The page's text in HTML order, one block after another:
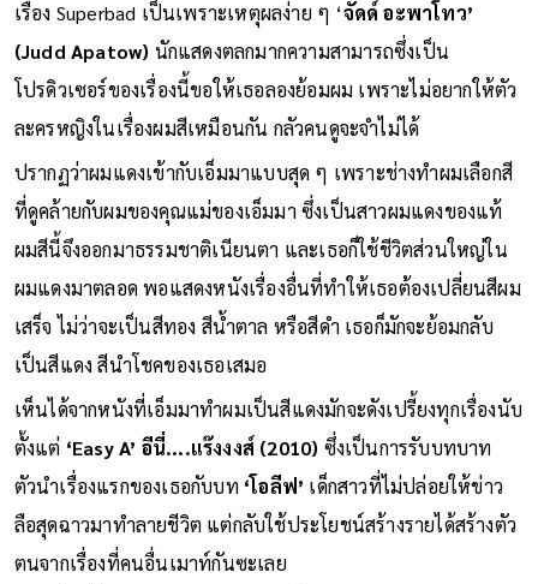
เรื่อง Superbad เป็นเพราะเหตุผลง่าย ๆ ‘จัดด์ อะพาโทว’
(Judd Apatow) นักแสดงตลกมากความสามารถซึ่งเป็น
โปรดิวเซอร์ของเรื่องนี้ขอให้เธอลองย้อมผม เพราะไม่อยากให้ตัว
ละครหญิงในเรื่องผมสีเหมือนกัน กลัวคนดูจะจำไม่ได้
ปรากฏว่าผมแดงเข้ากับเอ็มมาแบบสุด ๆ เพราะช่างทำผมเลือกสี
ที่ดูคล้ายกับผมของคุณแม่ของเอ็มมา ซึ่งเป็นสาวผมแดงของแท้
ผมสีนี้จึงออกมาธรรมชาติเนียนตา และเธอก็ใช้ชีวิตส่วนใหญ่ใน
ผมแดงมาตลอด พอแสดงหนังเรื่องอื่นที่ทำให้เธอต้องเปลี่ยนสีผม
เสร็จ ไม่ว่าจะเป็นสีทอง สีน้ำตาล หรือสีดำ เธอก็มักจะย้อมกลับ
เป็นสีแดง สีนำโชคของเธอเสมอ
เห็นได้จากหนังที่เอ็มมาทำผมเป็นสีแดงมักจะดังเปรี้ยงทุกเรื่องนับ
ตั้งแต่ ‘Easy A’ อีนี่....แร๊งงงส์ (2010) ซึ่งเป็นการรับบทบาท
ตัวนำเรื่องแรกของเธอกับบท ‘โอลีฟ’ เด็กสาวที่ไม่ปล่อยให้ข่าว
ลือสุดฉาวมาทำลายชีวิต แต่กลับใช้ประโยชน์สร้างรายได้สร้างตัว
ตนจากเรื่องที่คนอื่นเมาท์กันซะเลย